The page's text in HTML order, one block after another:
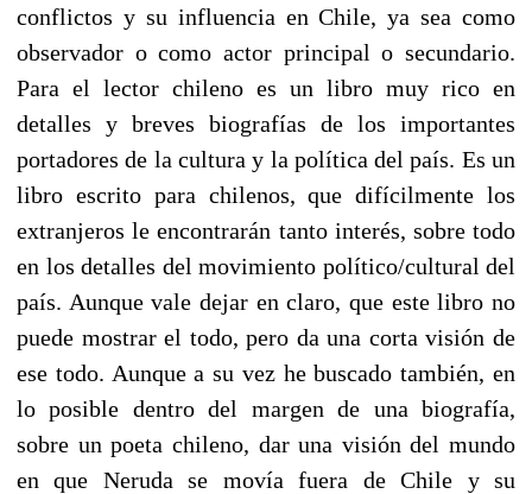
conflictos y su influencia en Chile, ya sea como
observador o como actor principal o secundario.
Para el lector chileno es un libro muy rico en
detalles y breves biografías de los importantes
portadores de la cultura y la política del país. Es un
libro escrito para chilenos, que difícilmente los
extranjeros le encontrarán tanto interés, sobre todo
en los detalles del movimiento político/cultural del
país. Aunque vale dejar en claro, que este libro no
puede mostrar el todo, pero da una corta visión de
ese todo. Aunque a su vez he buscado también, en
lo posible dentro del margen de una biografía,
sobre un poeta chileno, dar una visión del mundo
en que Neruda se movía fuera de Chile y su